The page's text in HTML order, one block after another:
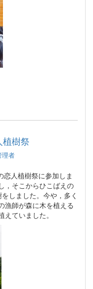
樹祭
理者
人植樹祭に参加しま
，そこからひこばえの
しました。今や，多く
漁師が森に木を植える
ていました。